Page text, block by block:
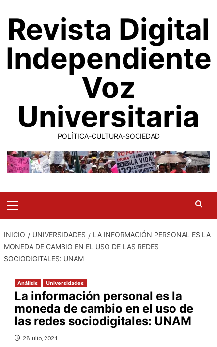
contenido
Revista Digital
Independiente
Voz
Universitaria
POLÍTICA-CULTURA-SOCIEDAD
Menu
INICIO UNIVERSIDADES
LA INFORMACIÓN PERSONAL ES LA
MONEDA DE CAMBIO EN EL USO DE LAS REDES
SOCIODIGITALES: UNAM
Análisis Universidades
La información personal es la
moneda de cambio en el uso de
las redes sociodigitales: UNAM
28 julio, 2021